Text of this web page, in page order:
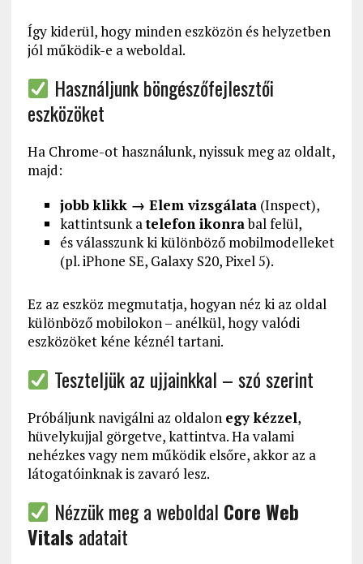
Így kiderül, hogy minden eszközön és helyzetben
jól működik-e a weboldal.
Használjunk böngészőfejlesztői
eszközöket
Ha Chrome-ot használunk, nyissuk meg az oldalt,
majd:
jobb klikk → Elem vizsgálata(Inspect),
kattintsunk atelefon ikonrabal felül,
és válasszunk ki különböző mobilmodelleket
(pl. iPhone SE, Galaxy S20, Pixel 5).
Ez az eszköz megmutatja, hogyan néz ki az oldal
különböző mobilokon – anélkül, hogy valódi
eszközöket kéne kéznél tartani.
Teszteljük az ujjainkkal – szó szerint
Próbáljunk navigálni az oldalon egy kézzel,
hüvelykujjal görgetve, kattintva. Ha valami
nehézkes vagy nem működik elsőre, akkor az a
látogatóinknak is zavaró lesz.
Nézzük meg a weboldal Core Web
Vitals adatait